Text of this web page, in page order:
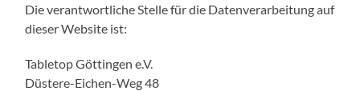
Die verantwortliche Stelle für die Datenverarbeitung auf
dieser Website ist:
Tabletop Göttingen e.V.
Düstere-Eichen-Weg 48